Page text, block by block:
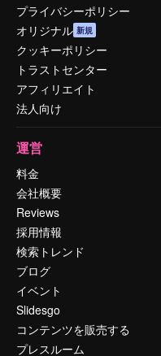
プライバシーポリシー
オリジナル 新規
クッキーポリシー
トラストセンター
アフィリエイト
法人向け
運営
料金
会社概要
Reviews
採用情報
検索トレンド
ブログ
イベント
Slidesgo
コンテンツを販売する
プレスルーム